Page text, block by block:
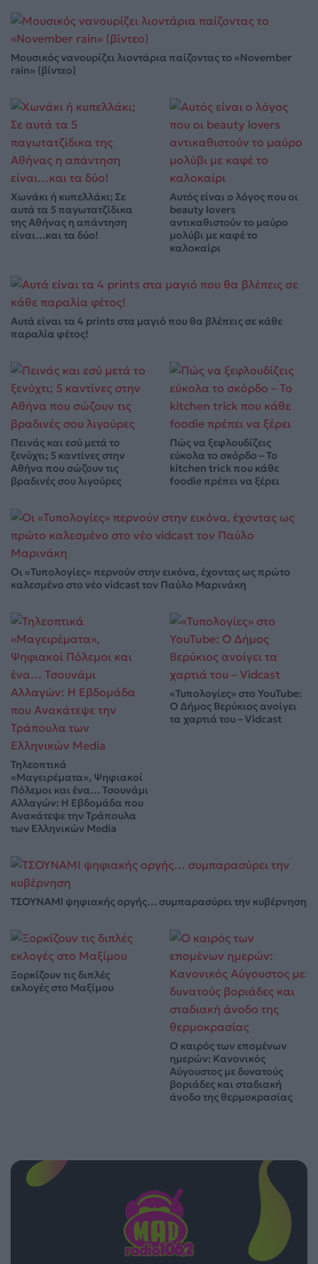
Μουσικός νανουρίζει λιοντάρια παίζοντας το «November
rain» (βίντεο)
Χωνάκι ή κυπελλάκι; Σε
αυτά τα 5 παγωτατζίδικα
της Αθήνας η απάντηση
είναι…και τα δύο!
Αυτός είναι ο λόγος που οι
beauty lovers
αντικαθιστούν το μαύρο
μολύβι με καφέ το
καλοκαίρι
Αυτά είναι τα 4 prints στα μαγιό που θα βλέπεις σε κάθε
παραλία φέτος!
Πεινάς και εσύ μετά το
ξενύχτι; 5 καντίνες στην
Αθήνα που σώζουν τις
βραδινές σου λιγούρες
Πώς να ξεφλουδίζεις
εύκολα το σκόρδο – Το
kitchen trick που κάθε
foodie πρέπει να ξέρει
Οι «Τυπολογίες» περνούν στην εικόνα, έχοντας ως πρώτο
καλεσμένο στο νέο vidcast τον Παύλο Μαρινάκη
Τηλεοπτικά
«Μαγειρέματα», Ψηφιακοί
Πόλεμοι και ένα… Τσουνάμι
Αλλαγών: Η Εβδομάδα που
Ανακάτεψε την Τράπουλα
των Ελληνικών Media
«Τυπολογίες» στο YouTube:
Ο Δήμος Βερύκιος ανοίγει
τα χαρτιά του – Vidcast
ΤΣΟΥΝΑΜΙ ψηφιακής οργής… συμπαρασύρει την κυβέρνηση
Ξορκίζουν τις διπλές
εκλογές στο Μαξίμου
Ο καιρός των επομένων
ημερών: Κανονικός
Αύγουστος με δυνατούς
βοριάδες και σταδιακή
άνοδο της θερμοκρασίας